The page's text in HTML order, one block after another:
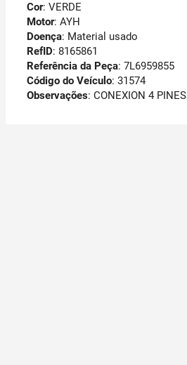
Cor: VERDE
Motor: AYH
Doença: Material usado
RefID: 8165861
Referência da Peça: 7L6959855
Código do Veículo: 31574
Observações: CONEXION 4 PINES